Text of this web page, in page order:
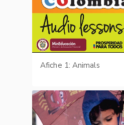
Afiche 1: Animals